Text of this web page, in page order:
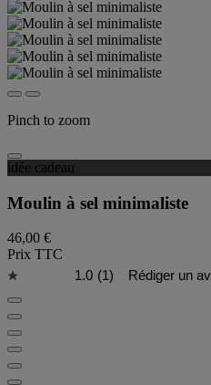
Pinch to zoom
idée cadeau
Moulin à sel minimaliste
46,00 €
Prix TTC
1.0 (1) Rédiger un